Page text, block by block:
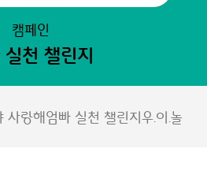
캠페인
실천 챌린지
사랑해엄빠 실천 챌린지우.이.놀